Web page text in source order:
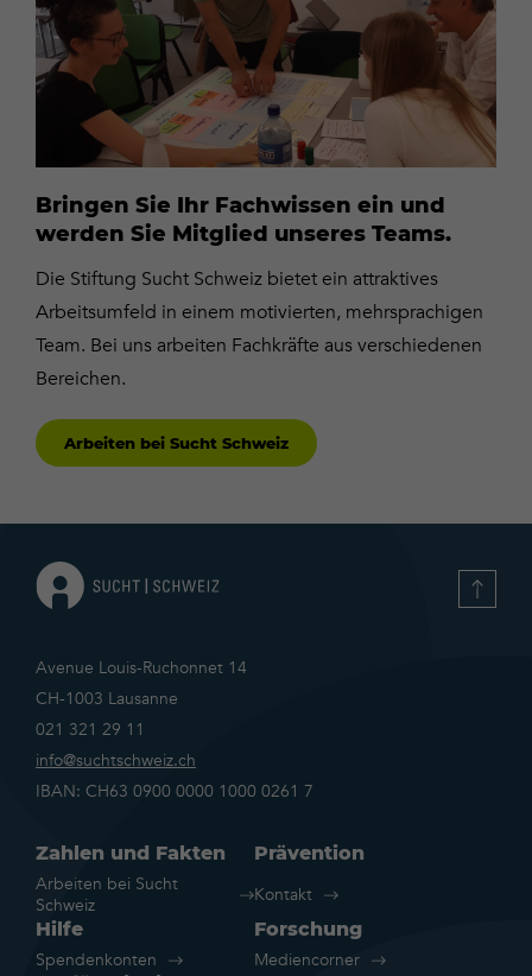
Bringen Sie Ihr Fachwissen ein und
werden Sie Mitglied unseres Teams.
Die Stiftung Sucht Schweiz bietet ein attraktives
Arbeitsumfeld in einem motivierten, mehrsprachigen
Team. Bei uns arbeiten Fachkräfte aus verschiedenen
Bereichen.
Arbeiten bei Sucht Schweiz
Avenue Louis-Ruchonnet 14
CH-1003 Lausanne
021 321 29 11
info@suchtschweiz.ch
IBAN: CH63 0900 0000 1000 0261 7
Zahlen und Fakten
Arbeiten bei Sucht
Schweiz
Prävention
Kontakt
Hilfe
Spendenkonten
Forschung
Mediencorner